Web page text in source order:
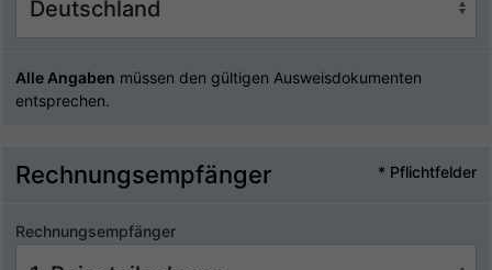
Alle Angaben müssen den gültigen Ausweisdokumenten
entsprechen.
Rechnungsempfänger * Pflichtfelder
Rechnungsempfänger